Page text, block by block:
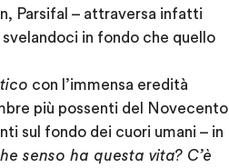
Parsifal – attraversa infatti
in fondo che quello
con l’immensa eredità
più possenti del Novecento
sul fondo dei cuori umani – in
senso ha questa vita? C’è